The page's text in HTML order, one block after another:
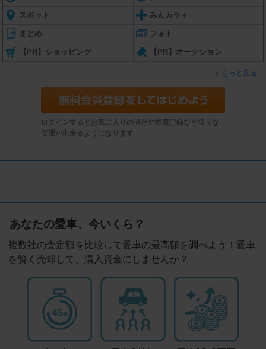
スポット みんカラ＋
まとめ フォト
【PR】ショッピング 【PR】オークション
もっと見る
ログインするとお気に入りの保存や燃費記録など様々な
管理が出来るようになります
あなたの愛車、今いくら？
複数社の査定額を比較して愛車の最高額を調べよう！愛車
を賢く売却して、購入資金にしませんか？